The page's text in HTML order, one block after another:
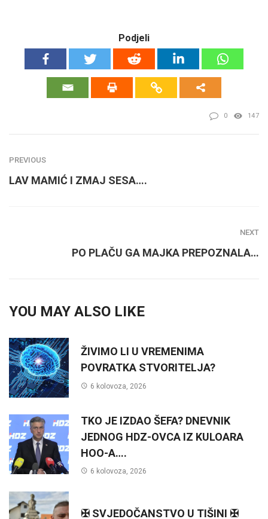
Podjeli
0 147
PREVIOUS
LAV MAMIĆ I ZMAJ SESA….
NEXT
PO PLAČU GA MAJKA PREPOZNALA…
YOU MAY ALSO LIKE
ŽIVIMO LI U VREMENIMA
POVRATKA STVORITELJA?
6 kolovoza, 2026
TKO JE IZDAO ŠEFA? DNEVNIK
JEDNOG HDZ-OVCA IZ KULOARA
HOO-A….
6 kolovoza, 2026
✠ SVJEDOČANSTVO U TIŠINI ✠